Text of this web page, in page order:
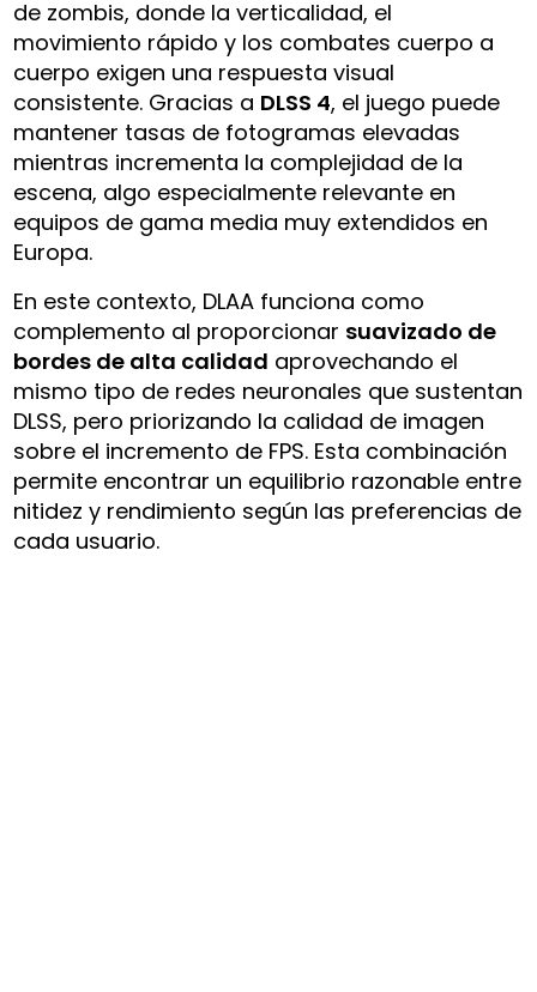
de zombis, donde la verticalidad, el
movimiento rápido y los combates cuerpo a
cuerpo exigen una respuesta visual
consistente. Gracias a DLSS 4, el juego puede
mantener tasas de fotogramas elevadas
mientras incrementa la complejidad de la
escena, algo especialmente relevante en
equipos de gama media muy extendidos en
Europa.
En este contexto, DLAA funciona como
complemento al proporcionar suavizado de
bordes de alta calidad aprovechando el
mismo tipo de redes neuronales que sustentan
DLSS, pero priorizando la calidad de imagen
sobre el incremento de FPS. Esta combinación
permite encontrar un equilibrio razonable entre
nitidez y rendimiento según las preferencias de
cada usuario.